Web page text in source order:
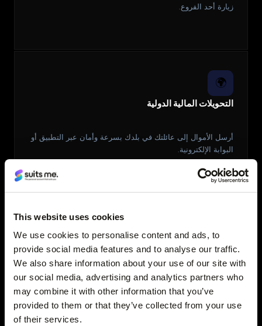
This website uses cookies
We use cookies to personalise content and ads, to
provide social media features and to analyse our traffic.
We also share information about your use of our site with
our social media, advertising and analytics partners who
may combine it with other information that you’ve
provided to them or that they’ve collected from your use
of their services.
زيارة أحد الفروع.
🌍
التحويلات المالية الدولية
أرسل الأموال إلى عائلتك في بلدك بسرعة وأمان عبر التطبيق أو
البوابة الإلكترونية.
الدعم متوفر بـ 11 لغة
تواصل مع شخص حقيقي بلغتك عبر الهاتف أو البريد الإلكتروني أو
الدردشة أو مكالمة الفيديو.